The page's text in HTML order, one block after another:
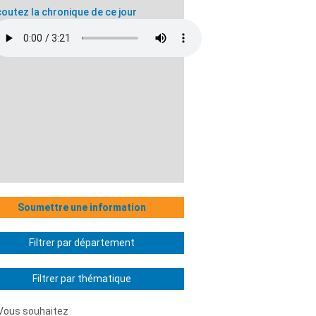
la chronique de ce jour
Soumettre une information
Filtrer par département
Filtrer par thématique
souhaitez